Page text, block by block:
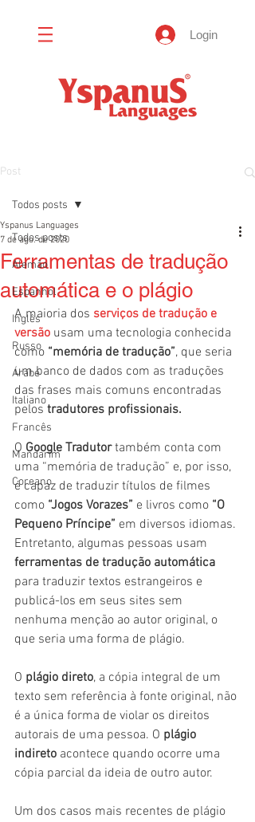
Login
Post
Todos posts
Alemão
Espanhol
Inglês
Russo
Árabe
Italiano
Francês
Mandarim
Coreano
Todos posts
Ferramentas de tradução
automática e o plágio
Yspanus Languages
7 de ago. de 2020
A maioria dos serviços de tradução e
versão usam uma tecnologia conhecida
como “memória de tradução”, que seria
um banco de dados com as traduções
das frases mais comuns encontradas
pelos tradutores profissionais.
O Google Tradutor também conta com
uma “memória de tradução” e, por isso,
é capaz de traduzir títulos de filmes
como “Jogos Vorazes” e livros como “O
Pequeno Príncipe” em diversos idiomas.
Entretanto, algumas pessoas usam
ferramentas de tradução automática
para traduzir textos estrangeiros e
publicá-los em seus sites sem
nenhuma menção ao autor original, o
que seria uma forma de plágio.
O plágio direto, a cópia integral de um
texto sem referência à fonte original, não
é a única forma de violar os direitos
autorais de uma pessoa. O plágio
indireto acontece quando ocorre uma
cópia parcial da ideia de outro autor.
Um dos casos mais recentes de plágio